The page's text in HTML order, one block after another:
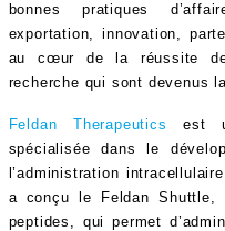
bonnes pratiques
exportation, innovation,
au cœur de la réussite
recherche qui sont devenus
Feldan Therapeutics
est
spécialisée dans le
l’administration
a conçu le Feldan Shuttle,
peptides, qui permet